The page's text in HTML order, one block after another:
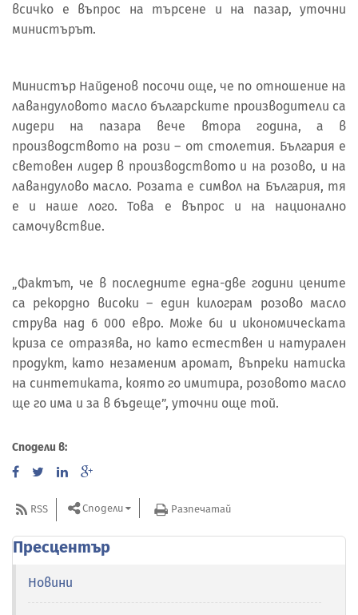
всичко е въпрос на търсене и на пазар, уточни
министърът.
Министър Найденов посочи още, че по отношение на
лавандуловото масло българските производители са
лидери на пазара вече втора година, а в
производството на рози – от столетия. България е
световен лидер в производството и на розово, и на
лавандулово масло. Розата е символ на България, тя
е и наше лого. Това е въпрос и на национално
самочувствие.
„Фактът, че в последните една-две години цените
са рекордно високи – един килограм розово масло
струва над 6 000 евро. Може би и икономическата
криза се отразява, но като естествен и натурален
продукт, като незаменим аромат, въпреки натиска
на синтетиката, която го имитира, розовото масло
ще го има и за в бъдеще”, уточни още той.
Сподели в:
RSS Сподели Разпечатай
Пресцентър
Новини